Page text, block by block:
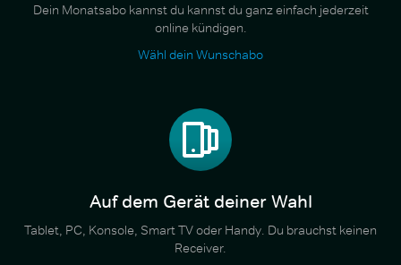
Dein Monatsabo kannst du kannst du ganz einfach jederzeit
online kündigen.
Wähl dein Wunschabo
Auf dem Gerät deiner Wahl
Tablet, PC, Konsole, Smart TV oder Handy. Du brauchst keinen
Receiver.